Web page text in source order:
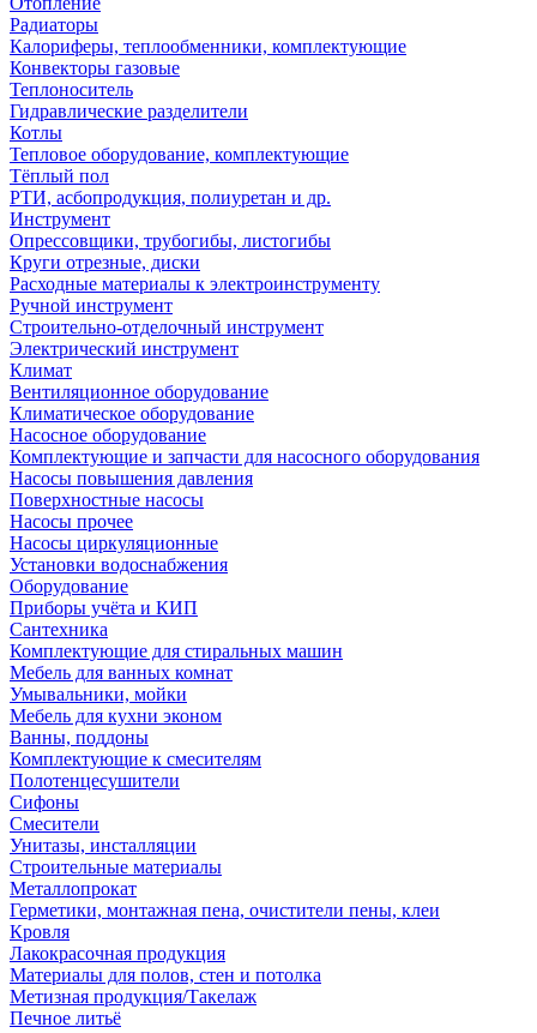
Радиаторы
Калориферы, теплообменники, комплектующие
Конвекторы газовые
Теплоноситель
Гидравлические разделители
Котлы
Тепловое оборудование, комплектующие
Тёплый пол
РТИ, асбопродукция, полиуретан и др.
Инструмент
Опрессовщики, трубогибы, листогибы
Круги отрезные, диски
Расходные материалы к электроинструменту
Ручной инструмент
Строительно-отделочный инструмент
Электрический инструмент
Климат
Вентиляционное оборудование
Климатическое оборудование
Насосное оборудование
Комплектующие и запчасти для насосного оборудования
Насосы повышения давления
Поверхностные насосы
Насосы прочее
Насосы циркуляционные
Установки водоснабжения
Оборудование
Приборы учёта и КИП
Сантехника
Комплектующие для стиральных машин
Мебель для ванных комнат
Умывальники, мойки
Мебель для кухни эконом
Ванны, поддоны
Комплектующие к смесителям
Полотенцесушители
Сифоны
Смесители
Унитазы, инсталляции
Строительные материалы
Металлопрокат
Герметики, монтажная пена, очистители пены, клеи
Кровля
Лакокрасочная продукция
Материалы для полов, стен и потолка
Метизная продукция/Такелаж
Печное литьё